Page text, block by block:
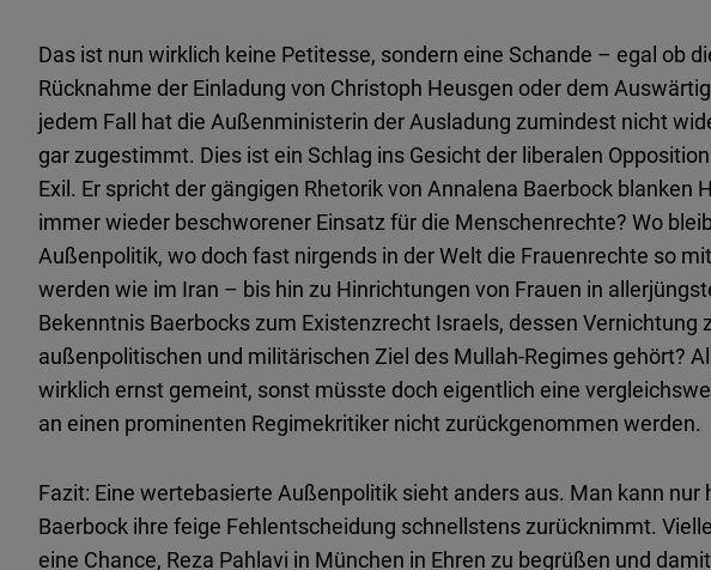
Das ist nun wirklich keine Petitesse, sondern eine Schande – egal ob
Rücknahme der Einladung von Christoph Heusgen oder dem
jedem Fall hat die Außenministerin der Ausladung zumindest nicht
gar zugestimmt. Dies ist ein Schlag ins Gesicht der liberalen
Exil. Er spricht der gängigen Rhetorik von Annalena Baerbock blanken
immer wieder beschworener Einsatz für die Menschenrechte? Wo
Außenpolitik, wo doch fast nirgends in der Welt die Frauenrechte so
werden wie im Iran – bis hin zu Hinrichtungen von Frauen in
Bekenntnis Baerbocks zum Existenzrecht Israels, dessen Vernichtung
außenpolitischen und militärischen Ziel des Mullah-Regimes gehört?
wirklich ernst gemeint, sonst müsste doch eigentlich eine
an einen prominenten Regimekritiker nicht zurückgenommen werden.
Fazit: Eine wertebasierte Außenpolitik sieht anders aus. Man kann nur
Baerbock ihre feige Fehlentscheidung schnellstens zurücknimmt.
eine Chance, Reza Pahlavi in München in Ehren zu begrüßen und